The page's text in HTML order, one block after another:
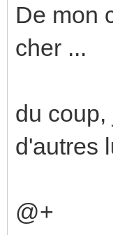
De mon
cher ...
du
d'autres
@+